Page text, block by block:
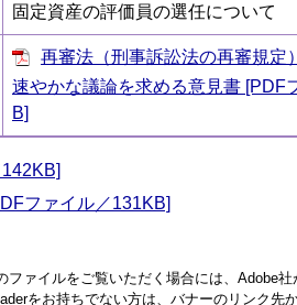
固定資産の評価員の選任について
再審法（刑事訴訟法の再審規定
速やかな議論を求める意見書 [PDF
B]
ファイル／131KB]
ファイルをご覧いただく場合には、Adobe社
をお持ちでない方は、バナーのリンク先